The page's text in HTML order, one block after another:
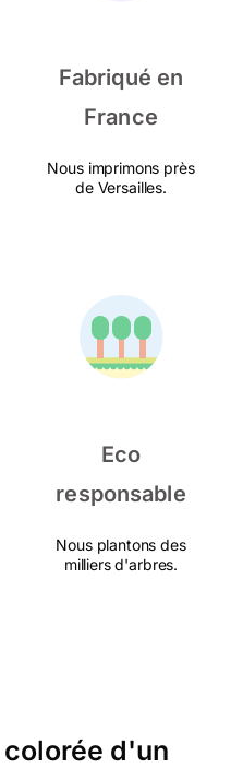
Fabriqué en
France
Nous imprimons près
de Versailles.
Eco
responsable
Nous plantons des
milliers d'arbres.
d'un